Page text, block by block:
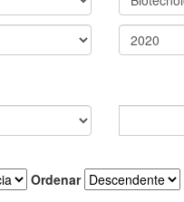
Ordenar